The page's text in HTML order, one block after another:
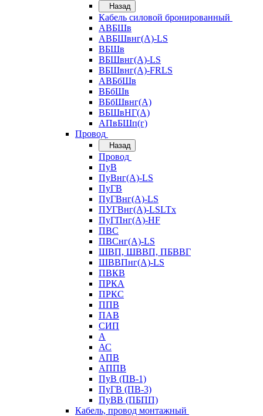
Назад
Кабель силовой бронированный
АВБШв
АВБШвнг(А)-LS
ВБШв
ВБШвнг(А)-LS
ВБШвнг(А)-FRLS
АВБбШв
ВБбШв
ВБбШвнг(А)
ВБШвНГ(А)
АПвБШп(г)
Провод
Назад
Провод
ПуВ
ПуВнг(А)-LS
ПуГВ
ПуГВнг(А)-LS
ПУГВнг(А)-LSLTx
ПуГПнг(А)-HF
ПВС
ПВСнг(А)-LS
ШВП, ШВВП, ПБВВГ
ШВВПнг(А)-LS
ПВКВ
ПРКА
ПРКС
ППВ
ПАВ
СИП
А
АС
АПВ
АППВ
ПуВ (ПВ-1)
ПуГВ (ПВ-3)
ПуВВ (ПБПП)
Кабель, провод монтажный